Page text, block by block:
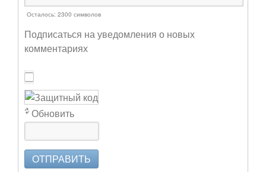
Осталось: 2300 символов
Подписаться на уведомления о новых
комментариях
Обновить
ОТПРАВИТЬ